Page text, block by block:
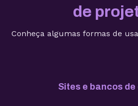
de
Conheça algumas formas de
Sites e bancos de